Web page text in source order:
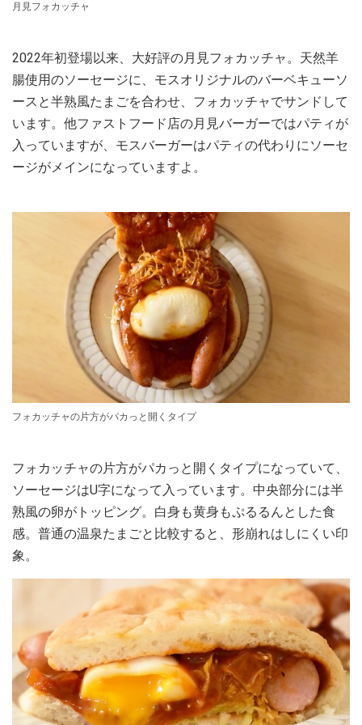
月見フォカッチャ
2022年初登場以来、大好評の月見フォカッチャ。天然羊
腸使用のソーセージに、モスオリジナルのバーベキューソ
ースと半熟風たまごを合わせ、フォカッチャでサンドして
います。他ファストフード店の月見バーガーではパティが
入っていますが、モスバーガーはパティの代わりにソーセ
ージがメインになっていますよ。
フォカッチャの片方がパカっと開くタイプ
フォカッチャの片方がパカっと開くタイプになっていて、
ソーセージはU字になって入っています。中央部分には半
熟風の卵がトッピング。白身も黄身もぷるるんとした食
感。普通の温泉たまごと比較すると、形崩れはしにくい印
象。